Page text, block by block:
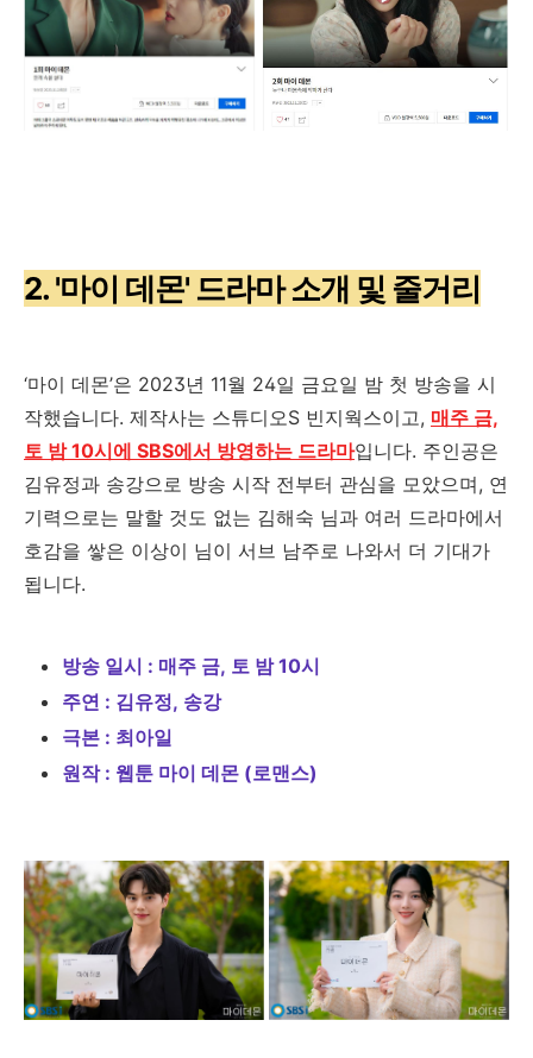
2. '마이 데몬' 드라마 소개 및 줄거리
‘마이 데몬’은 2023년 11월 24일 금요일 밤 첫 방송을 시
작했습니다. 제작사는 스튜디오S 빈지웍스이고, 매주 금,
토 밤 10시에 SBS에서 방영하는 드라마입니다. 주인공은
김유정과 송강으로 방송 시작 전부터 관심을 모았으며, 연
기력으로는 말할 것도 없는 김해숙 님과 여러 드라마에서
호감을 쌓은 이상이 님이 서브 남주로 나와서 더 기대가
됩니다.
방송 일시 : 매주 금, 토 밤10시
주연 : 김유정, 송강
극본 : 최아일
원작 : 웹툰 마이 데몬 (로맨스)